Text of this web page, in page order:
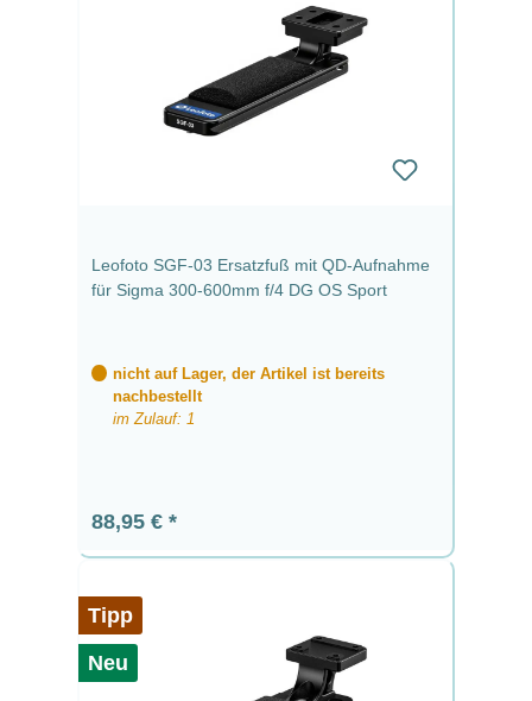
Leofoto SGF-03 Ersatzfuß mit QD-Aufnahme
für Sigma 300-600mm f/4 DG OS Sport
nicht auf Lager, der Artikel ist bereits
nachbestellt
im Zulauf: 1
Regulärer Preis:
88,95 €
Tipp
Neu